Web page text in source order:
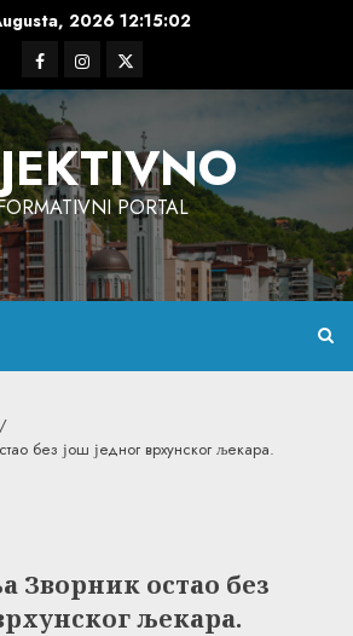
2026 12:15:03
FacebookInstagram
Twitter
PORTAL
без још једног врхунског љекара.
Зворник остао без
љекара.